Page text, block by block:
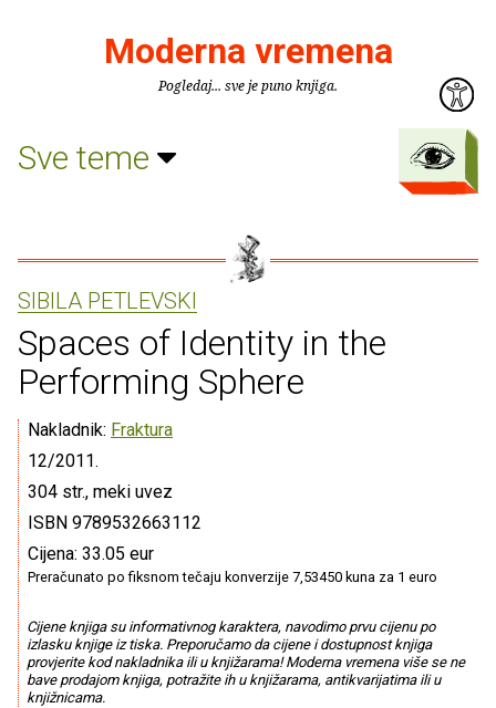
Moderna vremena
Pogledaj... sve je puno knjiga.
Sve teme
SIBILA PETLEVSKI
Spaces of Identity in the
Performing Sphere
Nakladnik: Fraktura
12/2011.
304 str., meki uvez
ISBN 9789532663112
Cijena: 33.05 eur
Preračunato po fiksnom tečaju konverzije 7,53450 kuna za 1 euro
Cijene knjiga su informativnog karaktera, navodimo prvu cijenu po
izlasku knjige iz tiska. Preporučamo da cijene i dostupnost knjiga
provjerite kod nakladnika ili u knjižarama! Moderna vremena više se ne
bave prodajom knjiga, potražite ih u knjižarama, antikvarijatima ili u
knjižnicama.